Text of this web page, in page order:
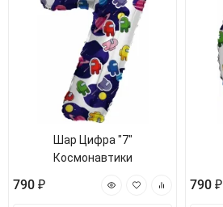
Шар Цифра "7"
Космонавтики
790 ₽ 790 ₽